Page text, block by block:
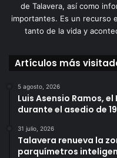
de Talavera, así como
importantes. Es un recurso
tanto de la vida y
Artículos más
5 agosto, 2026
Luis Asensio Ramos,
durante el asedio de
31 julio, 2026
Talavera renueva la
parquímetros